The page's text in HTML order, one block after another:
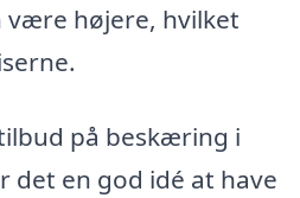
være højere, hvilket
på beskæring i
det en god idé at have